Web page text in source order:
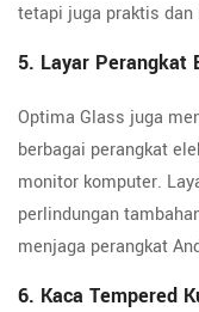
tetapi juga praktis
5. Layar Perangkat
Optima Glass juga
berbagai perangkat
monitor komputer.
perlindungan
menjaga perangkat
6. Kaca Tempered